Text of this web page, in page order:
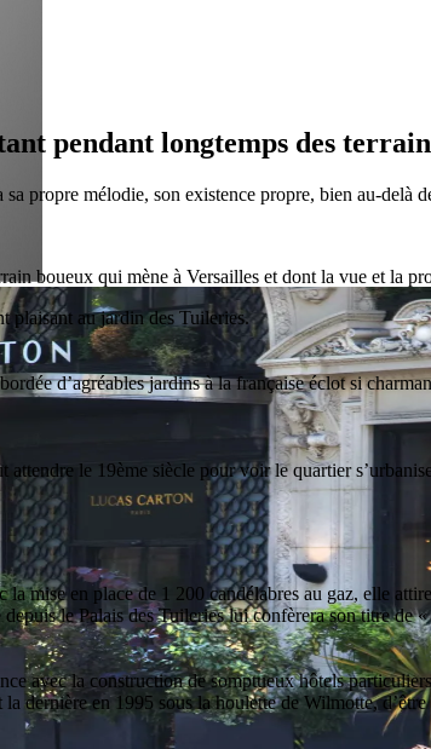
pendant longtemps des
propre mélodie, son existence propre, bien au-delà
boueux qui mène à Versailles et dont la vue et la
plaisant au jardin des Tuileries.
d’agréables jardins à la française éclot si
le 19ème siècle pour voir le quartier
mise en place de 1 200 candélabres au gaz, elle
le Palais des Tuileries lui confèrera son titre de
avec la construction de somptueux hôtels
dernière en 1995 sous la houlette de Wilmotte,